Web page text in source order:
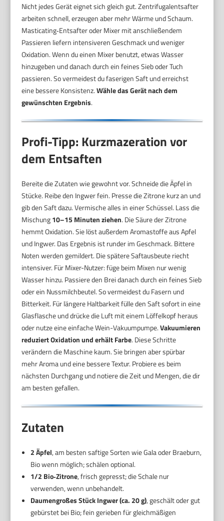
Nicht jedes Gerät eignet sich gleich gut. Zentrifugalentsafter
arbeiten schnell, erzeugen aber mehr Wärme und Schaum.
Masticating‑Entsafter oder Mixer mit anschließendem
Passieren liefern intensiveren Geschmack und weniger
Oxidation. Wenn du einen Mixer benutzt, etwas Wasser
hinzugeben und danach durch ein feines Sieb oder Tuch
passieren. So vermeidest du faserigen Saft und erreichst
eine bessere Konsistenz.Wähle das Gerät nach dem
gewünschten Ergebnis.
Profi-Tipp: Kurzmazeration vor
dem Entsaften
Bereite die Zutaten wie gewohnt vor. Schneide die Äpfel in
Stücke. Reibe den Ingwer fein. Presse die Zitrone kurz an und
gib den Saft dazu. Vermische alles in einer Schüssel. Lass die
Mischung10–15 Minuten ziehen. Die Säure der Zitrone
hemmt Oxidation. Sie löst außerdem Aromastoffe aus Apfel
und Ingwer. Das Ergebnis ist runder im Geschmack. Bittere
Noten werden gemildert. Die spätere Saftausbeute riecht
intensiver. Für Mixer-Nutzer: füge beim Mixen nur wenig
Wasser hinzu. Passiere den Brei danach durch ein feines Sieb
oder ein Nussmilchbeutel. So vermeidest du Fasern und
Bitterkeit. Für längere Haltbarkeit fülle den Saft sofort in eine
Glasflasche und drücke die Luft mit einem Löffelkopf heraus
oder nutze eine einfache Wein-Vakuumpumpe.Vakuumieren
reduziert Oxidation und erhält Farbe. Diese Schritte
verändern die Maschine kaum. Sie bringen aber spürbar
mehr Aroma und eine bessere Textur. Probiere es beim
nächsten Durchgang und notiere die Zeit und Mengen, die dir
am besten gefallen.
Zutaten
2 Äpfel, am besten saftige Sorten wie Gala oder Braeburn,
Bio wenn möglich; schälen optional.
1/2 Bio‑Zitrone, frisch gepresst; die Schale nur
verwenden, wenn unbehandelt.
Daumengroßes Stück Ingwer (ca. 20 g), geschält oder gut
gebürstet bei Bio; fein gerieben für gleichmäßigen